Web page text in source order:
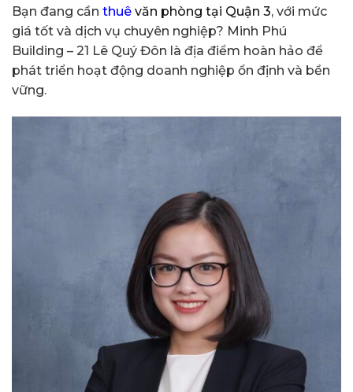
Bạn đang cần thuê văn phòng tại Quận 3, với mức
giá tốt và dịch vụ chuyên nghiệp? Minh Phú
Building – 21 Lê Quý Đôn là địa điểm hoàn hảo để
phát triển hoạt động doanh nghiệp ổn định và bền
vững.